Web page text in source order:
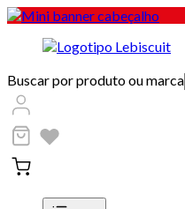
Buscar por produto ou marca